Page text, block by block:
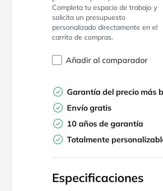
Completa tu espacio de trabajo y
solicita un presupuesto
personalizado directamente en el
carrito de compras.
Añadir al comparador
Garantía del precio más
Envío gratis
10 años de garantía
Totalmente
Especificaciones